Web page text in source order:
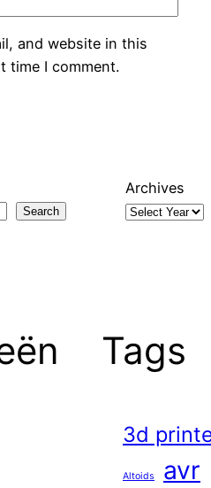
and website in this
time I comment.
Search
Archives
Tags
3d
Altoids avr